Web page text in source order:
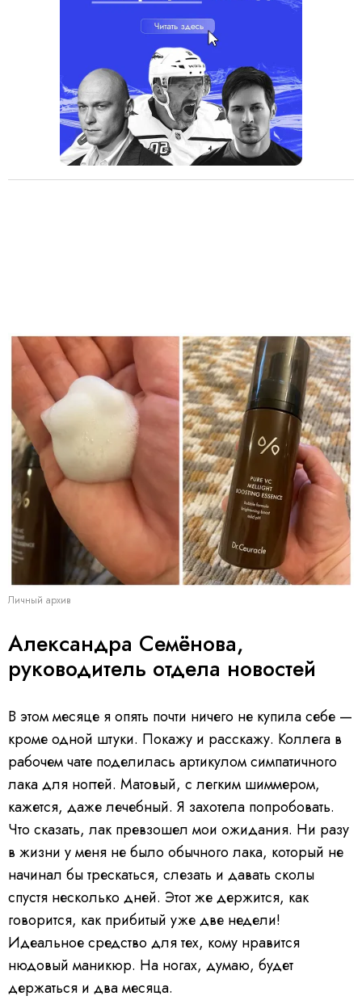
Личный архив
Александра Семёнова,
руководитель отдела новостей
В этом месяце я опять почти ничего не купила себе —
кроме одной штуки. Покажу и расскажу. Коллега в
рабочем чате поделилась артикулом симпатичного
лака для ногтей. Матовый, с легким шиммером,
кажется, даже лечебный. Я захотела попробовать.
Что сказать, лак превзошел мои ожидания. Ни разу
в жизни у меня не было обычного лака, который не
начинал бы трескаться, слезать и давать сколы
спустя несколько дней. Этот же держится, как
говорится, как прибитый уже две недели!
Идеальное средство для тех, кому нравится
нюдовый маникюр. На ногах, думаю, будет
держаться и два месяца.